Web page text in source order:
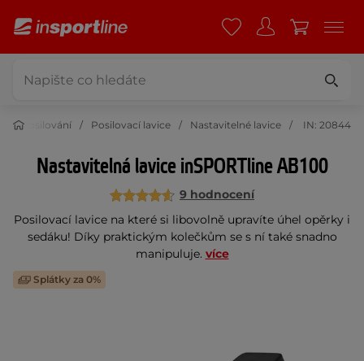
Posilování Posilovací lavice Nastavitelné lavice IN: 20844
Nastavitelná lavice inSPORTline AB100
9 hodnocení
Posilovací lavice na které si libovolně upravíte úhel opěrky i
sedáku! Díky praktickým kolečkům se s ní také snadno
manipuluje. více
Splátky za 0%